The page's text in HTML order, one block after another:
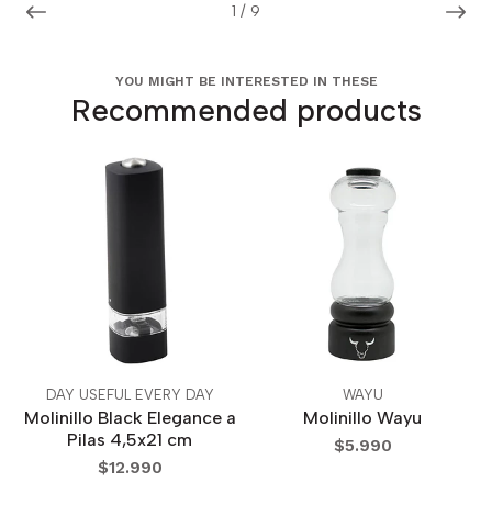
1 / 9
YOU MIGHT BE INTERESTED IN THESE
Recommended products
DAY USEFUL EVERY DAY
Molinillo Black Elegance a
Pilas 4,5x21 cm
$12.990
WAYU
Molinillo Wayu
$5.990